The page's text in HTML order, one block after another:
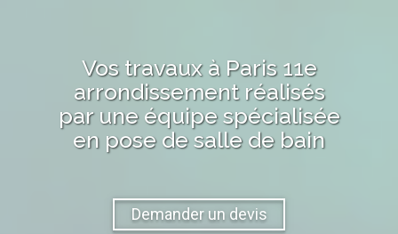
Vos travaux à Paris 11e
arrondissementréalisés
par une équipe spécialisée
en pose de salle de bain
Demander un devis